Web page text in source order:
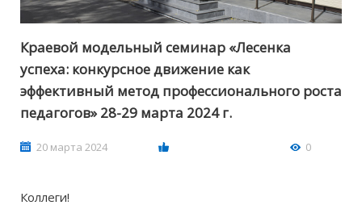
Краевой модельный семинар «Лесенка
успеха: конкурсное движение как
эффективный метод профессионального роста
педагогов» 28-29 марта 2024 г.
20 марта 2024 0
Коллеги!